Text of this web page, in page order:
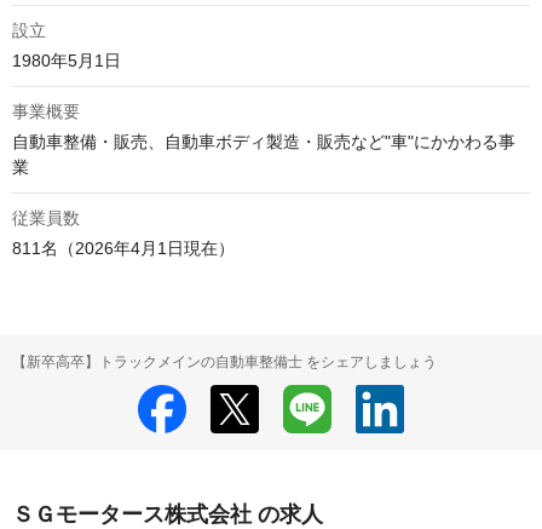
設立
1980年5月1日
事業概要
自動車整備・販売、自動車ボディ製造・販売など"車"にかかわる事
業
従業員数
811名（2026年4月1日現在）
【新卒高卒】トラックメインの自動車整備士 をシェアしましょう
ＳＧモータース株式会社 の求人